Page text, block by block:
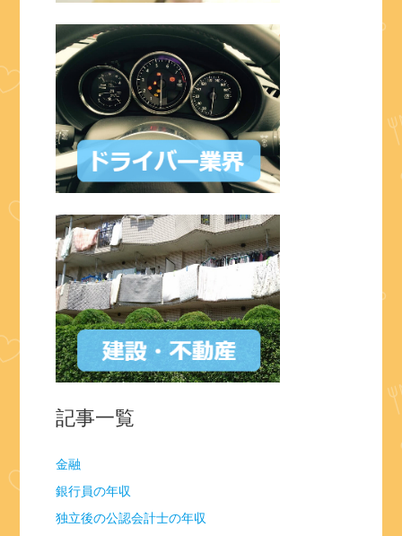
記事一覧
金融
銀行員の年収
独立後の公認会計士の年収